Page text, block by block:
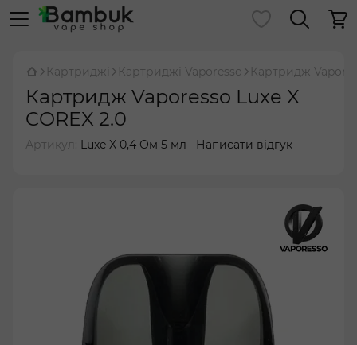
Картриджі Картриджі Vaporesso Картридж
Картридж Vaporesso Luxe X
COREX 2.0
Артикул: Luxe X 0,4 Ом 5 мл Написати відгук